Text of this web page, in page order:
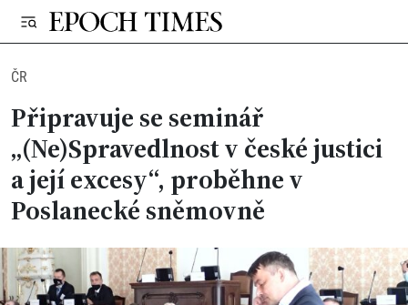
ČR
Připravuje se seminář
„(Ne)Spravedlnost v české justici
a její excesy“, proběhne v
Poslanecké sněmovně